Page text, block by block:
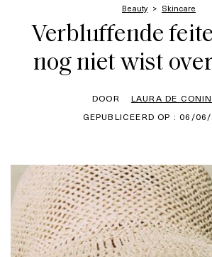
Beauty Skincare
Verbluffende
nog niet wist
DOOR
LAURA DE
GEPUBLICEERD OP : 06/